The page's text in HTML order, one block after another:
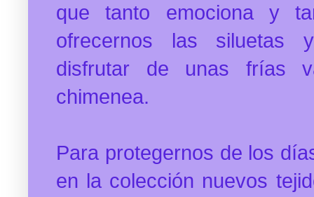
que tanto emociona y
ofrecernos las siluetas
disfrutar de unas frías
chimenea.
Para protegernos de los
en la colección nuevos